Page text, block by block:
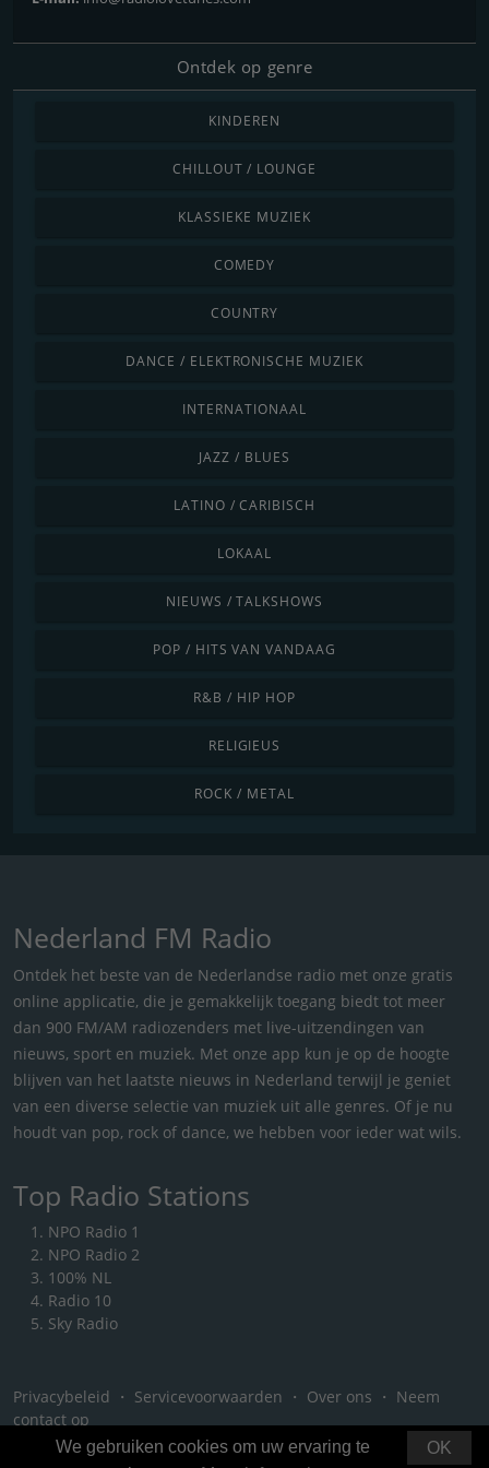
Ontdek op genre
KINDEREN
CHILLOUT / LOUNGE
KLASSIEKE MUZIEK
COMEDY
COUNTRY
DANCE / ELEKTRONISCHE MUZIEK
INTERNATIONAAL
JAZZ / BLUES
LATINO / CARIBISCH
LOKAAL
NIEUWS / TALKSHOWS
POP / HITS VAN VANDAAG
R&B / HIP HOP
RELIGIEUS
ROCK / METAL
Nederland FM Radio
Ontdek het beste van de Nederlandse radio met onze gratis
online applicatie, die je gemakkelijk toegang biedt tot meer
dan 900 FM/AM radiozenders met live-uitzendingen van
nieuws, sport en muziek. Met onze app kun je op de hoogte
blijven van het laatste nieuws in Nederland terwijl je geniet
van een diverse selectie van muziek uit alle genres. Of je nu
houdt van pop, rock of dance, we hebben voor ieder wat wils.
Top Radio Stations
NPO Radio 1
NPO Radio 2
100% NL
Radio 10
Sky Radio
Privacybeleid ・ Servicevoorwaarden ・ Over ons ・ Neem
contact op
OK
We gebruiken cookies om uw ervaring te